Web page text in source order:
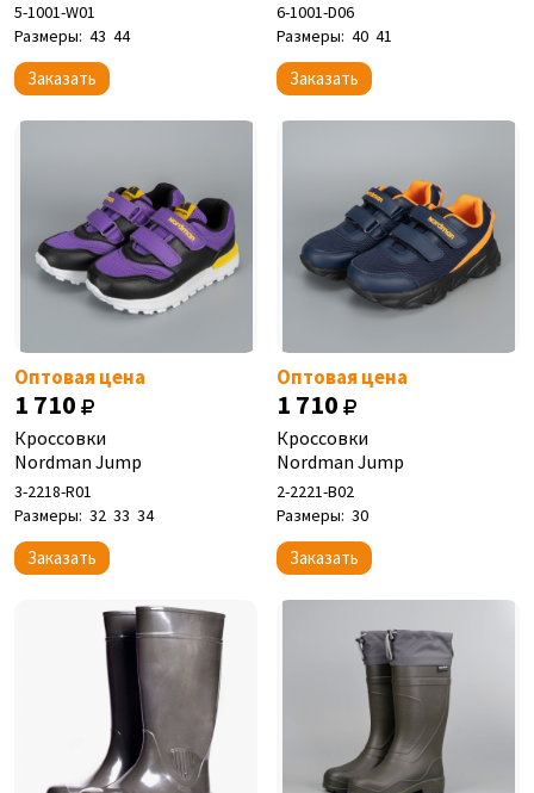
5-1001-W01
Размеры: 43 44
Заказать
6-1001-D06
Размеры: 40 41
Заказать
Оптовая цена
1 710
Кроссовки
Nordman Jump
3-2218-R01
Размеры: 32 33 34
Заказать
Оптовая цена
1 710
Кроссовки
Nordman Jump
2-2221-B02
Размеры: 30
Заказать